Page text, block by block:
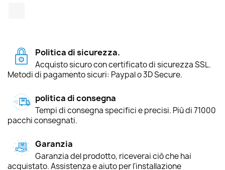
Politica di sicurezza.
Acquisto sicuro con certificato di sicurezza SSL.
Metodi di pagamento sicuri: Paypal o 3D Secure.
politica di consegna
Tempi di consegna specifici e precisi. Più di 71000
pacchi consegnati.
Garanzia
Garanzia del prodotto, riceverai ciò che hai
acquistato. Assistenza e aiuto per l'installazione